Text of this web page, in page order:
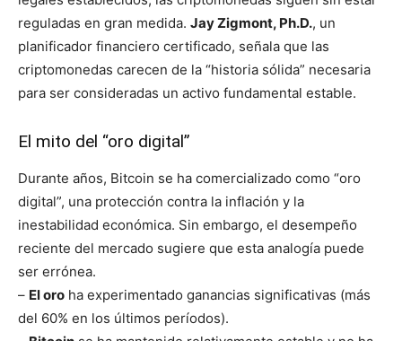
reguladas en gran medida. Jay Zigmont, Ph.D., un
planificador financiero certificado, señala que las
criptomonedas carecen de la “historia sólida” necesaria
para ser consideradas un activo fundamental estable.
El mito del “oro digital”
Durante años, Bitcoin se ha comercializado como “oro
digital”, una protección contra la inflación y la
inestabilidad económica. Sin embargo, el desempeño
reciente del mercado sugiere que esta analogía puede
ser errónea.
– El oro ha experimentado ganancias significativas (más
del 60% en los últimos períodos).